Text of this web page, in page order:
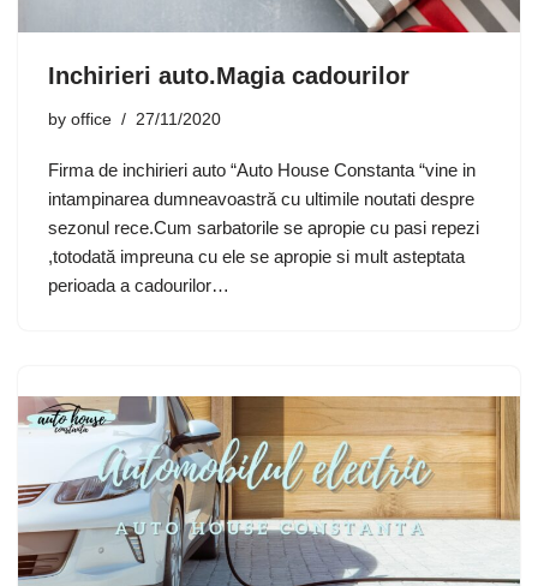
Inchirieri auto.Magia cadourilor
by office 27/11/2020
Firma de inchirieri auto “Auto House Constanta “vine in
intampinarea dumneavoastră cu ultimile noutati despre
sezonul rece.Cum sarbatorile se apropie cu pasi repezi
,totodată impreuna cu ele se apropie si mult asteptata
perioada a cadourilor…